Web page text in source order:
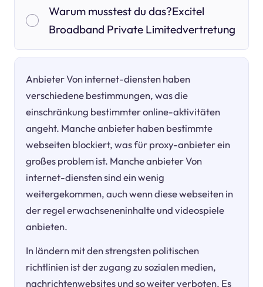
Warum musstest du das?Excitel
Broadband Private Limitedvertretung
Anbieter Von internet-diensten haben
verschiedene bestimmungen, was die
einschränkung bestimmter online-aktivitäten
angeht. Manche anbieter haben bestimmte
webseiten blockiert, was für proxy-anbieter ein
großes problem ist. Manche anbieter Von
internet-diensten sind ein wenig
weitergekommen, auch wenn diese webseiten in
der regel erwachseneninhalte und videospiele
anbieten.
In ländern mit den strengsten politischen
richtlinien ist der zugang zu sozialen medien,
nachrichtenwebsites und so weiter verboten. Es